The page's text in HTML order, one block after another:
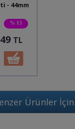
% 15
- 44mm
TL
Ürünler İçin